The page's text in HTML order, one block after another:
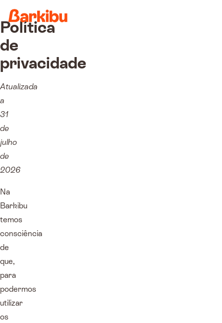
Política
de
privacidade
Atualizada
a
31
de
julho
de
2026
Na
Barkibu
temos
consciência
de
que,
para
podermos
utilizar
os